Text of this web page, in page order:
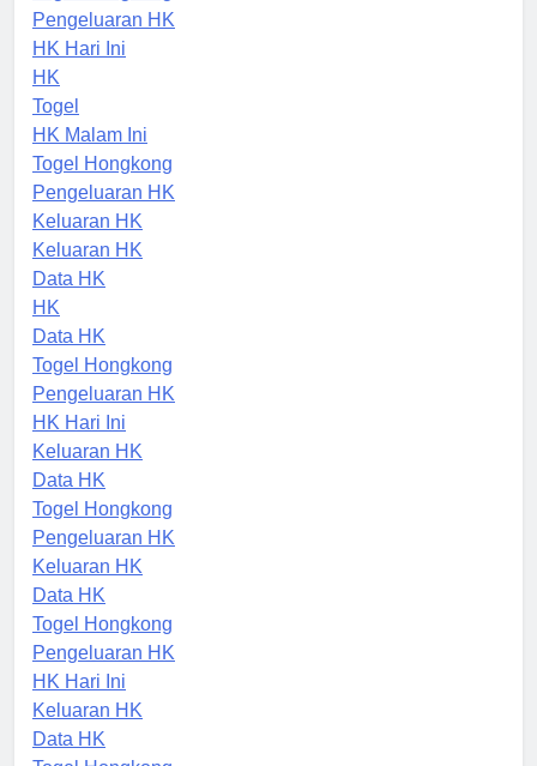
Togel Hongkong
Pengeluaran HK
HK Hari Ini
HK
Togel
HK Malam Ini
Togel Hongkong
Pengeluaran HK
Keluaran HK
Keluaran HK
Data HK
HK
Data HK
Togel Hongkong
Pengeluaran HK
HK Hari Ini
Keluaran HK
Data HK
Togel Hongkong
Pengeluaran HK
Keluaran HK
Data HK
Togel Hongkong
Pengeluaran HK
HK Hari Ini
Keluaran HK
Data HK